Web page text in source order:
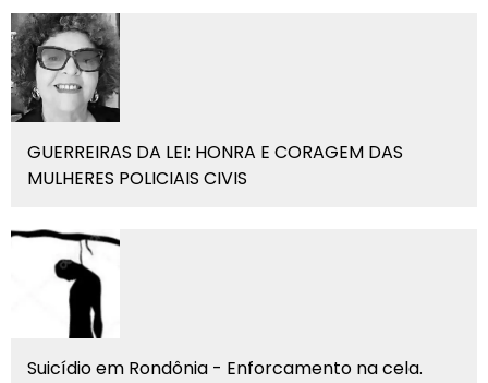
GUERREIRAS DA LEI: HONRA E CORAGEM DAS
MULHERES POLICIAIS CIVIS
Suicídio em Rondônia - Enforcamento na cela.